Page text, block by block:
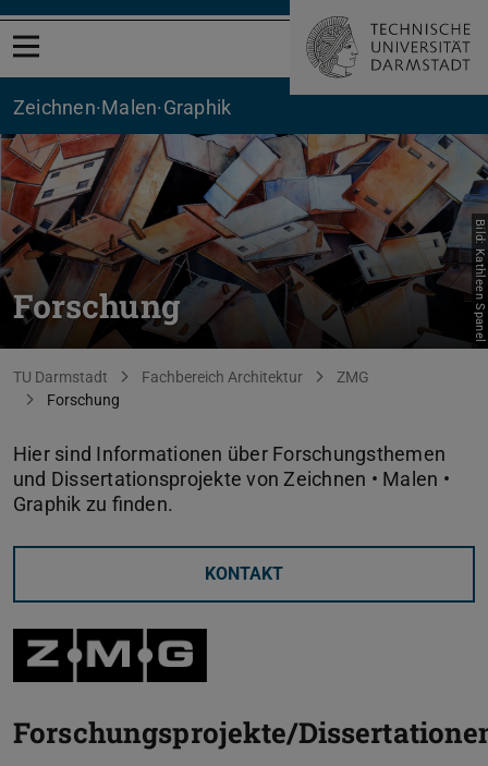
Menü öffnen
Zeichnen·Malen·Graphik
Forschung Bild: Kathleen Spanel
Sie befinden sich hier:
TU Darmstadt Fachbereich Architektur
ZMG
Forschung
Hier sind Informationen über Forschungsthemen
und Dissertationsprojekte von Zeichnen • Malen •
Graphik zu finden.
KONTAKT
Forschungsprojekte/